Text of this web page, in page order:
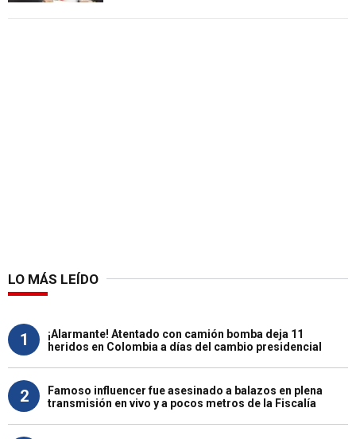
LO MÁS LEÍDO
1
¡Alarmante! Atentado con camión bomba deja 11
heridos en Colombia a días del cambio presidencial
2
Famoso influencer fue asesinado a balazos en plena
transmisión en vivo y a pocos metros de la Fiscalía